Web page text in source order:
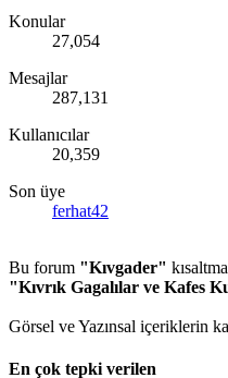
Konular
27,054
Mesajlar
287,131
Kullanıcılar
20,359
Son üye
ferhat42
Bu forum "Kıvgader"
"Kıvrık Gagalılar ve Kafes
Görsel ve Yazınsal içeriklerin
En çok tepki verilen